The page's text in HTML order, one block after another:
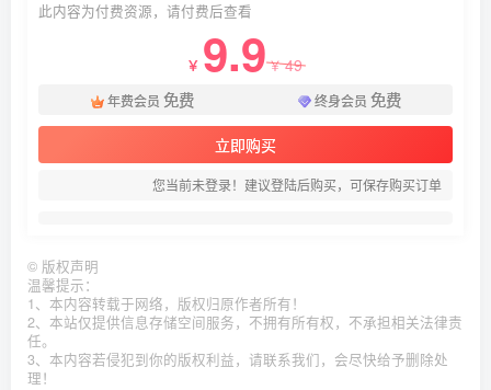
此内容为付费资源，请付费后查看
￥ 9.9￥49
年费会员 免费 终身会员 免费
立即购买
您当前未登录！建议登陆后购买，可保存购买订单
© 版权声明
温馨提示：
1、本内容转载于网络，版权归原作者所有！
2、本站仅提供信息存储空间服务，不拥有所有权，不承担相关法律责
任。
3、本内容若侵犯到你的版权利益，请联系我们，会尽快给予删除处
理！